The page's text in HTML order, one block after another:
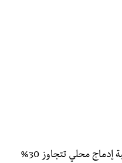
وتطمح “ستيلانتيس” للوصول إلى نسبة إدماج محلي تتجاوز 30%